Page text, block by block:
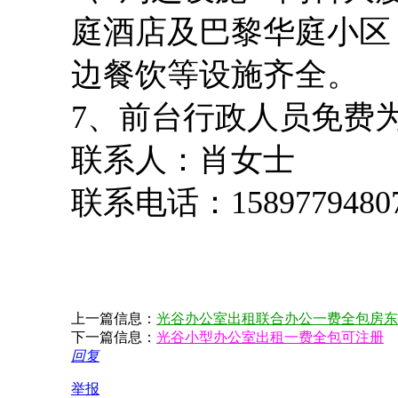
庭酒店及巴黎华庭小
边餐饮等设施齐全。
7、前台行政人员免费
联系人：肖女士
联系电话：
上一篇信息： 光谷办公室出租联合办公一费全包房
下一篇信息： 光谷小型办公室出租一费全包可注册
回复
举报